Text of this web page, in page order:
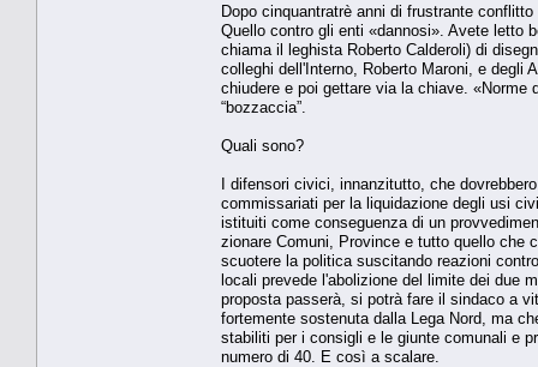
Dopo cinquantratrè anni di fru­strante
Quel­lo contro gli enti «dannosi». Avete letto
chiama il leghista Ro­berto Calderoli) di
colleghi dell'Interno, Roberto Maro­ni, e degli
chiudere e poi gettare via la chiave.
“bozzaccia”.
Quali sono?
I difensori ci­vici, innanzitutto, che
commissariati per la liquidazio­ne degli usi
istituiti come conseguenza di un
zionare Comuni, Province e tutto quello che
scuotere la politi­ca suscitando reazioni
locali prevede l'abolizione del li­mite dei due
proposta passe­rà, si potrà fare il sindaco a
fortemente sostenuta dalla Lega Nord, ma
stabiliti per i consigli e le giunte comunali e
numero di 40. E così a sca­lare.